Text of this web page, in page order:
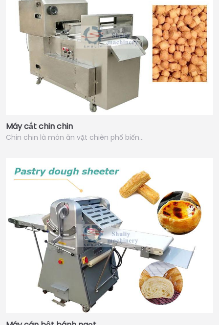
Máy cắt chin chin
Chin chin là món ăn vặt chiên phổ biến…